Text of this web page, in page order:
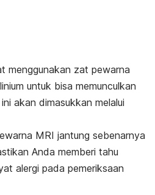
menggunakan zat pewarna
untuk bisa memunculkan
akan dimasukkan melalui
MRI jantung sebenarnya
Anda memberi tahu
alergi pada pemeriksaan